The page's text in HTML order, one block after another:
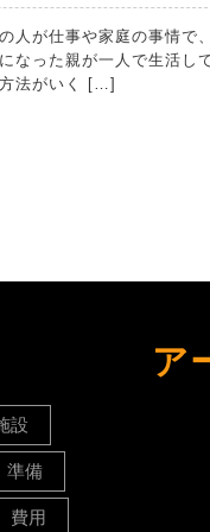
なった親が一人で生活し
法がいく […]
設
準備
費用
ア